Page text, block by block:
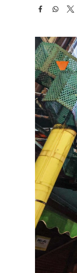
F
e
b
o
o
k
W
t
s
A
p
p
T
w
t
t
e
r